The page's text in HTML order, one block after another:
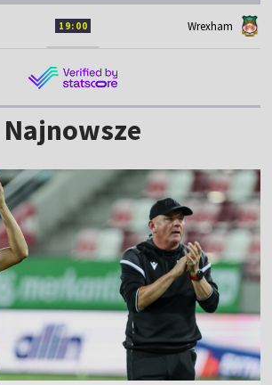
19:00 Wrexham
Najnowsze